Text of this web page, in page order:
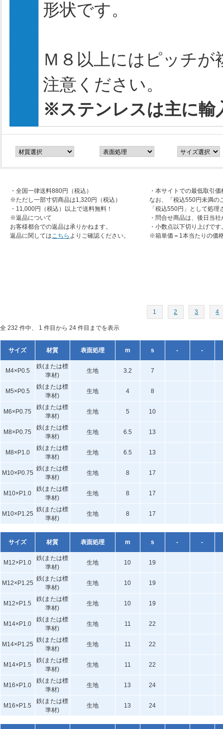
形状です。
Ｍ８以上にはピッチ
注意ください。
※ステンレスは主に輸
・全国一律送料880円（税込）
※ただし一部寸切商品は1,320円（税込）
・11,000円（税込）以上で送料無料！
※返品について
お客様都合での返品は承りかねます。
返品に関してはこちら よりご確認ください。
・本サイトでの最低取引
なお、「税込550円未満の
「税込550円」として処
・問合せ商品は、後日当
・小数点以下切り上げです
※箱単価＝1本当たりの価
1 2 3 4
全 232 件中、 1 件目から 24 件目までを表示
サイズ 材質 表面処理 m s - -
M4×P0.5
鉄(または標
準材)
生地 3.2 7
M5×P0.5
鉄(または標
準材)
生地 4 8
M6×P0.75
鉄(または標
準材)
生地 5 10
M8×P0.75
鉄(または標
準材)
生地 6.5 13
M8×P1.0
鉄(または標
準材)
生地 6.5 13
M10×P0.75
鉄(または標
準材)
生地 8 17
M10×P1.0
鉄(または標
準材)
生地 8 17
M10×P1.25
鉄(または標
準材)
生地 8 17
サイズ 材質 表面処理 m s - -
M12×P1.0
鉄(または標
準材)
生地 10 19
M12×P1.25
鉄(または標
準材)
生地 10 19
M12×P1.5
鉄(または標
準材)
生地 10 19
M14×P1.0
鉄(または標
準材)
生地 11 22
M14×P1.25
鉄(または標
準材)
生地 11 22
M14×P1.5
鉄(または標
準材)
生地 11 22
M16×P1.0
鉄(または標
準材)
生地 13 24
M16×P1.5
鉄(または標
準材)
生地 13 24